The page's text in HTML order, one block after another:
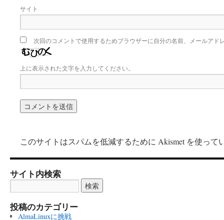
サイト
次回のコメントで使用するためブラウザーに自分の名前、メールアド
上に表示された文字を入力してください。
このサイトはスパムを低減するために Akismet を使って
サイト内検索
投稿のカテゴリー
AlmaLinuxに挑戦